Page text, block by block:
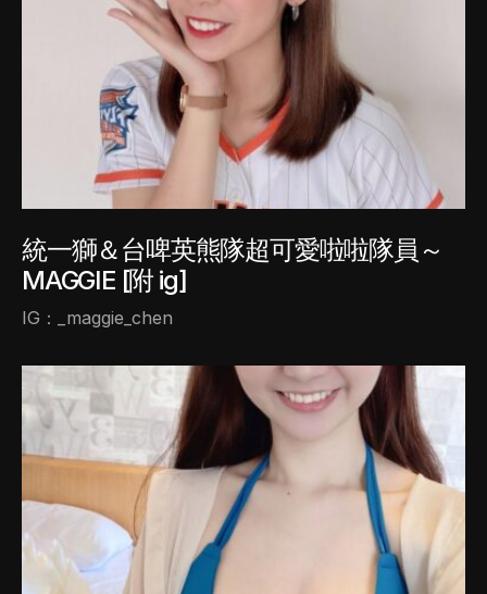
統一獅＆台啤英熊隊超可愛啦啦隊員～
MAGGIE [附 ig]
IG：_maggie_chen